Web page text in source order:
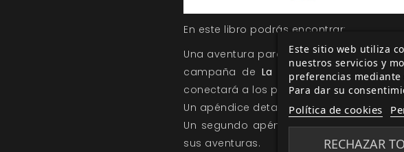
En este libro podrás encontrar:
Una aventura para personajes de
campaña de La Conjura del Renacer.
conectará a los personajes con
Un apéndice detallando la terrible
Un segundo apéndice detallando los
sus aventuras.
Este sitio web utiliza
nuestros servicios y
preferencias
Para dar su
Política de cookies
RECHAZAR